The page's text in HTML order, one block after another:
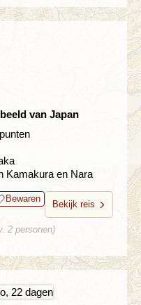
van Japan
Kamakura en Nara
Bewaren
Bekijk reis
2 personen)